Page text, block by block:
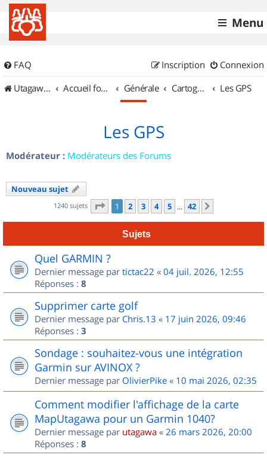
Menu
FAQ Connexion
Inscription
UtagawaVTT (Randos VTT et VTTAE avec traces GPS)
Accueil forum Générale Cartographie et GPS Les GPS
Les GPS
Modérateur : Modérateurs des Forums
Nouveau sujet
1240 sujets Page 1sur
1 2 3 4 5 … 42
Sujets
Quel GARMIN ?
Dernier message par tictac22 « 04 juil. 2026, 12:55
Réponses : 8
Supprimer carte golf
Dernier message par Chris.13 « 17 juin 2026, 09:46
Réponses : 3
Sondage : souhaitez-vous une intégration
Garmin sur AVINOX ?
Dernier message par OlivierPike « 10 mai 2026, 02:35
Comment modifier l'affichage de la carte
MapUtagawa pour un Garmin 1040?
Dernier message par utagawa « 26 mars 2026, 20:00
Réponses : 8